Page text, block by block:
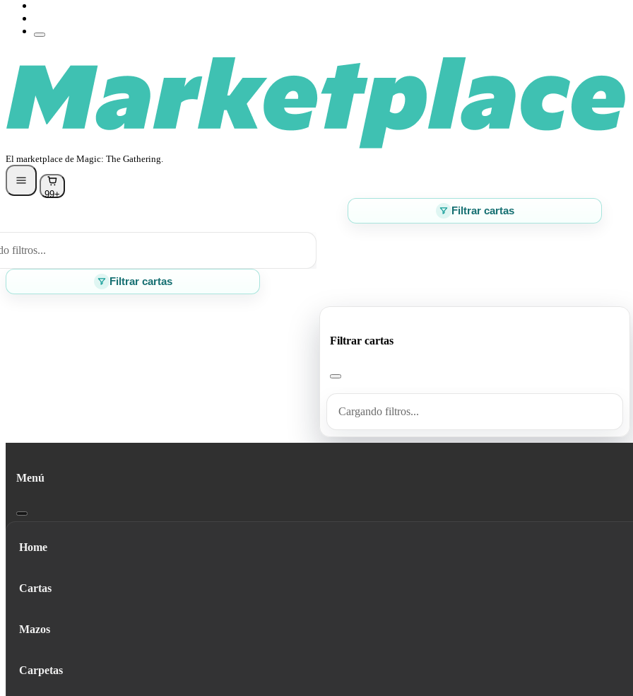
El marketplace de Magic: The Gathering.
99+
Filtrar cartas
filtros...
Filtrar cartas
Filtrar cartas
Cargando filtros...
Menú
Home
Cartas
Mazos
Carpetas